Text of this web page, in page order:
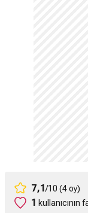
7,1/10 (4 oy)
1 kullanıcının